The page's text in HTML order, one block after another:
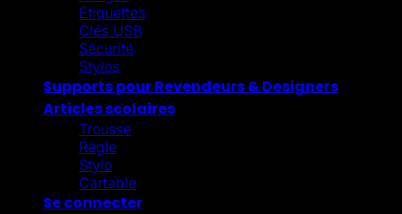
Etiquettes
Clés USB
Sécurité
Stylos
Supports pour Revendeurs & Designers
Articles scolaires
Trousse
Régle
Stylo
Cartable
Se connecter